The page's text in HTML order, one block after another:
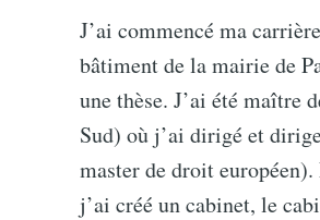
J’ai commencé ma
bâtiment de la mairie de
une thèse. J’ai été maître
Sud) où j’ai dirigé et
master de droit
j’ai créé un cabinet, le